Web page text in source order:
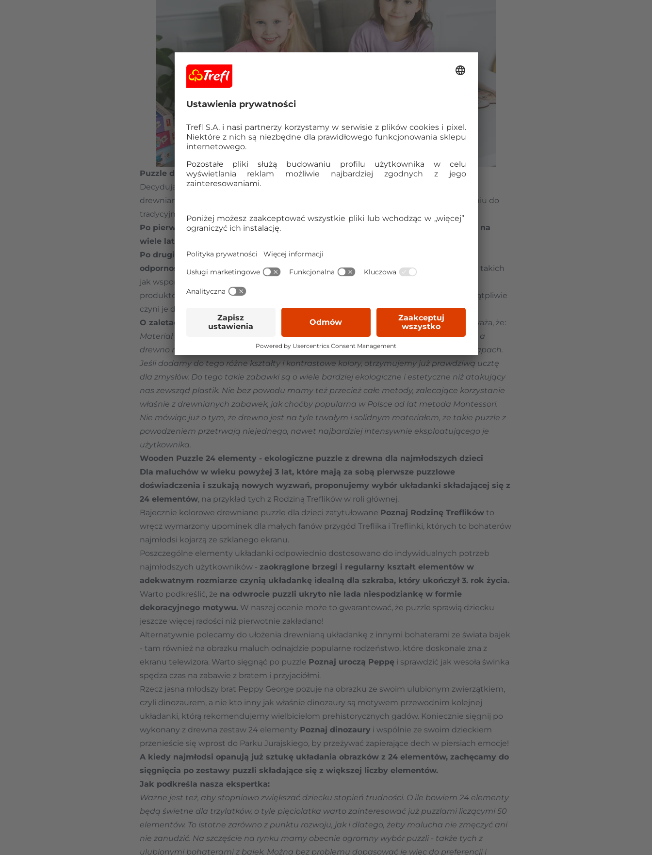
Puzzle drewniane — trwałość i wysoka odporność na uszkodzenia
Decydując się na zakup któregokolwiek z prezentowanych poniżej zestawów puzzli
drewnianych, w łatwy sposób przekonasz się, że mają one istotne przewagi w porównaniu do
tradycyjnych puzzli z tektury.
Po pierwsze, puzzle wytworzone z wyselekcjonowanego drewna to tzw. "produkty na
wiele lat"
Po drugie, elementy drewniane układanek charakteryzują się
odpornością na mechaniczne uszkodzenia niż te wykonane z delikatnych materiałów takich
jak wspomniana tektura. Dzięki wysokiej jakości materiałów i starannemu wykonaniu
produktów, kolorowe układanki z drewna możesz użytkować przez długi okres, co niewątpliwie
czyni je doskonałym i przemyślanym rozwiązaniem dla rodzin z dziećmi.
O zaletach układanek z drewna przekonuje także Joanna Pachla, która cennie zauważa, że:
Materiał jest tu nie bez znaczenia. Dzieci uczą się odbierać świat wszystkimi zmysłami, a
drewno ma przecież nie tylko ciekawą dla nich fakturę, ale i fascynujący, specyficzny zapach.
Jeśli dodamy do tego różne kształty i kontrastowe kolory, otrzymujemy już prawdziwą ucztę
dla zmysłów. Do tego takie zabawki są o wiele bardziej ekologiczne i estetyczne niż atakujący
nas zewsząd plastik. Nie bez powodu mamy też przecież całe metody, zalecające korzystanie
właśnie z drewnianych zabawek, jak choćby popularna w Polsce od lat metoda Montessori.
Nie mówiąc już o tym, że drewno jest na tyle trwałym i solidnym materiałem, że takie puzzle z
powodzeniem przetrwają niejednego, nawet najbardziej intensywnie eksploatującego je
użytkownika.
Wooden Puzzle 24 elementy - ekologiczne puzzle z drewna dla najmłodszych dzieci
Dla maluchów w wieku powyżej 3 lat, które mają za sobą pierwsze puzzlowe
doświadczenia i szukają nowych wyzwań, proponujemy wybór układanki składającej się z
24 elementów, na przykład tych z Rodziną Treflików w roli głównej.
Bajecznie kolorowe drewniane puzzle dla dzieci zatytułowane Poznaj Rodzinę Treflików to
wręcz wymarzony upominek dla małych fanów przygód Treflika i Treflinki, których to bohaterów
najmłodsi kojarzą ze szklanego ekranu.
Poszczególne elementy układanki odpowiednio dostosowano do indywidualnych potrzeb
najmłodszych użytkowników - zaokrąglone brzegi i regularny kształt elementów w
adekwatnym rozmiarze czynią układankę idealną dla szkraba, który ukończył 3. rok życia.
Warto podkreślić, że na odwrocie puzzli ukryto nie lada niespodziankę w formie
dekoracyjnego motywu. W naszej ocenie może to gwarantować, że puzzle sprawią dziecku
jeszcze więcej radości niż pierwotnie zakładano!
Alternatywnie polecamy do ułożenia drewnianą układankę z innymi bohaterami ze świata bajek
- tam również na obrazku maluch odnajdzie popularne rodzeństwo, które doskonale zna z
ekranu telewizora. Warto sięgnąć po puzzle Poznaj uroczą Peppę i sprawdzić jak wesoła świnka
spędza czas na zabawie z bratem i przyjaciółmi.
Rzecz jasna młodszy brat Peppy George pozuje na obrazku ze swoim ulubionym zwierzątkiem,
czyli dinozaurem, a nie kto inny jak właśnie dinozaury są motywem przewodnim kolejnej
układanki, którą rekomendujemy wielbicielom prehistorycznych gadów. Koniecznie sięgnij po
wykonany z drewna zestaw 24 elementy Poznaj dinozaury i wspólnie ze swoim dzieckiem
przenieście się wprost do Parku Jurajskiego, by przeżywać zapierające dech w piersiach emocje!
A kiedy najmłodsi opanują już sztukę układania obrazków z 24 elementów, zachęcamy do
sięgnięcia po zestawy puzzli składające się z większej liczby elementów.
Jak podkreśla nasza ekspertka:
Ważne jest też, aby stopniowo zwiększać dziecku stopień trudności. O ile bowiem 24 elementy
będą świetne dla trzylatków, o tyle pięciolatka warto zainteresować już puzzlami liczącymi 50
elementów. To istotne zarówno z punktu rozwoju, jak i dlatego, żeby malucha nie zmęczyć ani
nie zanudzić. Na szczęście na rynku mamy obecnie ogromny wybór puzzli - także tych z
ulubionymi bohaterami z bajek. Można bez problemu dopasować je więc do preferencji i